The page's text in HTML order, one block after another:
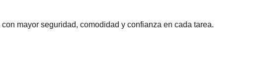
con mayor seguridad, comodidad y confianza en cada tarea.